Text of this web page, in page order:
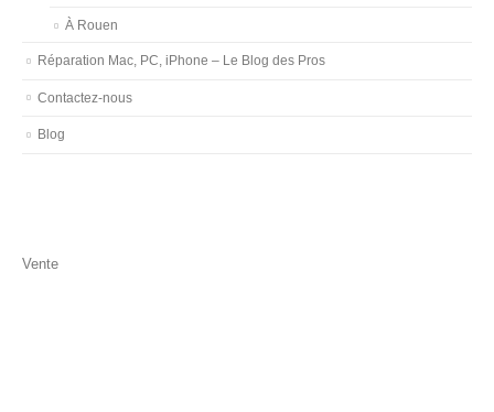
Vente
À Rouen
Réparation Mac, PC, iPhone – Le Blog des Pros
Contactez-nous
Blog